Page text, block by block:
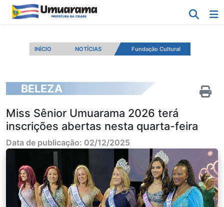
INÍCIO NOTÍCIAS Fundação Cultural
BELEZA
Miss Sênior Umuarama 2026 terá
inscrições abertas nesta quarta-feira
Data de publicação: 02/12/2025